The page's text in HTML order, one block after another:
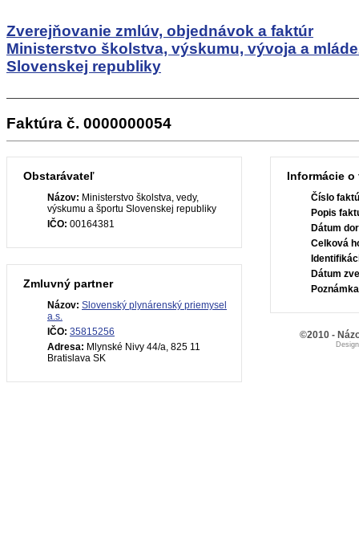
Zverejňovanie zmlúv, objednávok a faktúr
Ministerstvo školstva, výskumu, vývoja a
Slovenskej republiky
Faktúra č. 0000000054
Obstarávateľ
Názov: Ministerstvo školstva, vedy,
výskumu a športu Slovenskej republiky
IČO: 00164381
Zmluvný partner
Názov: Slovenský plynárenský priemysel
a.s.
IČO: 35815256
Adresa: Mlynské Nivy 44/a, 825 11
Bratislava SK
Informácie o
Číslo
Popis
Dátum
Celková
Dátum
©2010 -